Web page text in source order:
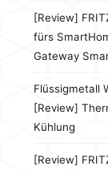
[Review]
fürs
Gateway
Flüssigmetall
[Review]
Kühlung
[Review]